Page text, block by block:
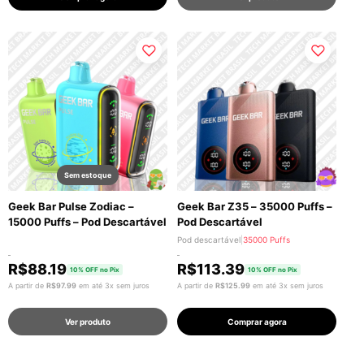
Sem estoque
Geek Bar Pulse Zodiac –
15000 Puffs – Pod Descartável
R$88.19 10% OFF no Pix
A partir de R$97.99 em até 3x sem juros
Ver produto
Geek Bar Z35 – 35000 Puffs –
Pod Descartável
Pod descartável 35000 Puffs
R$113.39 10% OFF no Pix
A partir de R$125.99 em até 3x sem juros
Comprar agora